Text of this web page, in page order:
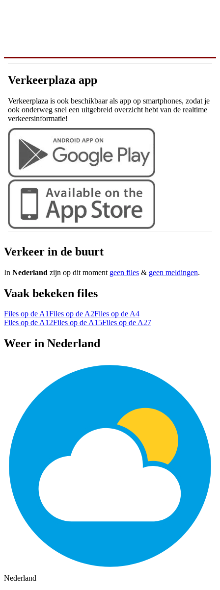
Verkeerplaza app
Verkeerplaza is ook beschikbaar als app op smartphones, zodat je
ook onderweg snel een uitgebreid overzicht hebt van de realtime
verkeersinformatie!
Verkeer in de buurt
In Nederland zijn op dit moment geen files & geen meldingen.
Vaak bekeken files
Files op de A1Files op de A2Files op de A4
Files op de A12Files op de A15Files op de A27
Weer in Nederland
Nederland